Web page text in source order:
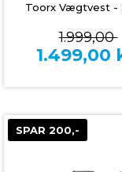
Toorx Vægtvest -
1.999,00
1.499,00
SPAR 200,-